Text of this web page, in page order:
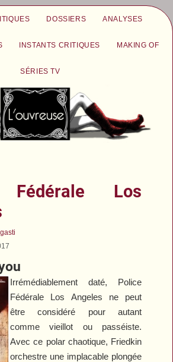
DOSSIERS ANALYSES
INSTANTS CRITIQUES MAKING OF
SÉRIES TV
Fédérale Los
Irrémédiablement daté, Police
Fédérale Los Angeles ne peut
être considéré pour autant
comme vieillot ou passéiste.
Avec ce polar chaotique, Friedkin
orchestre une implacable plongée